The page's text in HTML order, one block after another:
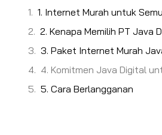
1. Internet Murah untuk
2. Kenapa Memilih PT Java
3. Paket Internet Murah
4. Komitmen Java Digital
5. Cara Berlangganan